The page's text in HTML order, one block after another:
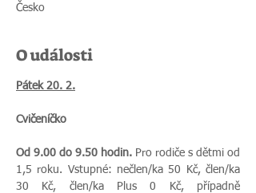
Česko
O události
Pátek 20. 2.
Cvičeníčko
Od 9.00 do 9.50 hodin. Pro rodiče s dětmi od
1,5 roku. Vstupné: nečlen/ka 50 Kč, člen/ka
30 Kč, člen/ka Plus 0 Kč, případně